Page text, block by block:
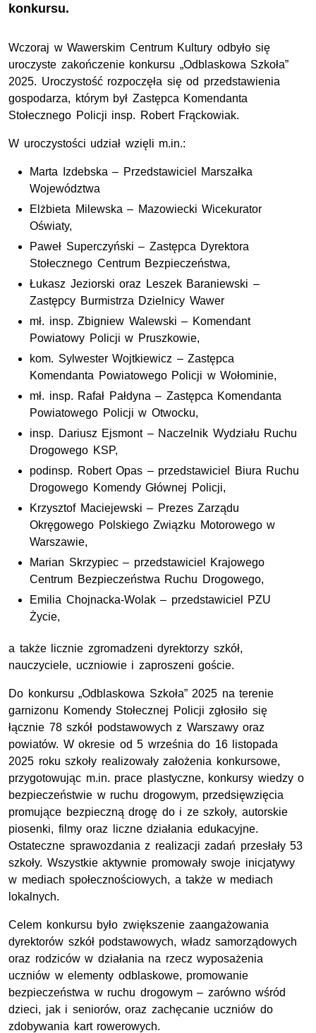
konkursu.
Wczoraj w Wawerskim Centrum Kultury odbyło się
uroczyste zakończenie konkursu „Odblaskowa Szkoła”
2025. Uroczystość rozpoczęła się od przedstawienia
gospodarza, którym był Zastępca Komendanta
Stołecznego Policji insp. Robert Frąckowiak.
W uroczystości udział wzięli m.in.:
Marta Izdebska – Przedstawiciel Marszałka
Województwa
Elżbieta Milewska – Mazowiecki Wicekurator
Oświaty,
Paweł Superczyński – Zastępca Dyrektora
Stołecznego Centrum Bezpieczeństwa,
Łukasz Jeziorski oraz Leszek Baraniewski –
Zastępcy Burmistrza Dzielnicy Wawer
mł. insp. Zbigniew Walewski – Komendant
Powiatowy Policji w Pruszkowie,
kom. Sylwester Wojtkiewicz – Zastępca
Komendanta Powiatowego Policji w Wołominie,
mł. insp. Rafał Pałdyna – Zastępca Komendanta
Powiatowego Policji w Otwocku,
insp. Dariusz Ejsmont – Naczelnik Wydziału Ruchu
Drogowego KSP,
podinsp. Robert Opas – przedstawiciel Biura Ruchu
Drogowego Komendy Głównej Policji,
Krzysztof Maciejewski – Prezes Zarządu
Okręgowego Polskiego Związku Motorowego w
Warszawie,
Marian Skrzypiec – przedstawiciel Krajowego
Centrum Bezpieczeństwa Ruchu Drogowego,
Emilia Chojnacka-Wolak – przedstawiciel PZU
Życie,
a także licznie zgromadzeni dyrektorzy szkół,
nauczyciele, uczniowie i zaproszeni goście.
Do konkursu „Odblaskowa Szkoła” 2025 na terenie
garnizonu Komendy Stołecznej Policji zgłosiło się
łącznie 78 szkół podstawowych z Warszawy oraz
powiatów. W okresie od 5 września do 16 listopada
2025 roku szkoły realizowały założenia konkursowe,
przygotowując m.in. prace plastyczne, konkursy wiedzy o
bezpieczeństwie w ruchu drogowym, przedsięwzięcia
promujące bezpieczną drogę do i ze szkoły, autorskie
piosenki, filmy oraz liczne działania edukacyjne.
Ostateczne sprawozdania z realizacji zadań przesłały 53
szkoły. Wszystkie aktywnie promowały swoje inicjatywy
w mediach społecznościowych, a także w mediach
lokalnych.
Celem konkursu było zwiększenie zaangażowania
dyrektorów szkół podstawowych, władz samorządowych
oraz rodziców w działania na rzecz wyposażenia
uczniów w elementy odblaskowe, promowanie
bezpieczeństwa w ruchu drogowym – zarówno wśród
dzieci, jak i seniorów, oraz zachęcanie uczniów do
zdobywania kart rowerowych.